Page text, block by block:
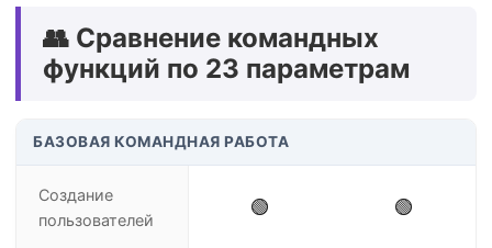
👥 Сравнение командных
функций по 23 параметрам
БАЗОВАЯ КОМАНДНАЯ РАБОТА
Создание
пользователей
🟢 🟢